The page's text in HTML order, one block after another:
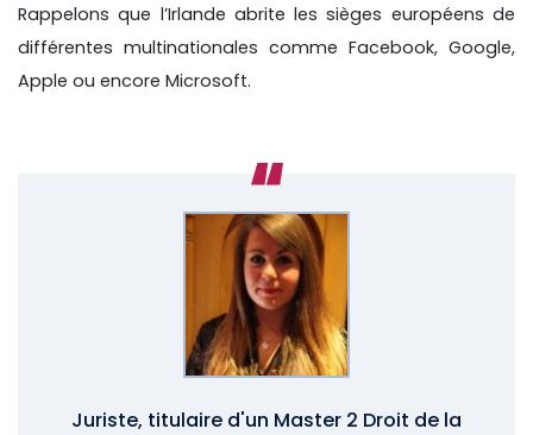
Rappelons que l’Irlande abrite les sièges européens de
différentes multinationales comme Facebook, Google,
Apple ou encore Microsoft.
Juriste, titulaire d'un Master 2 Droit de la